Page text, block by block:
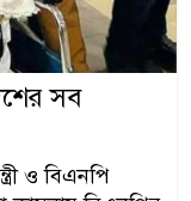
সব
ও বিএনপি